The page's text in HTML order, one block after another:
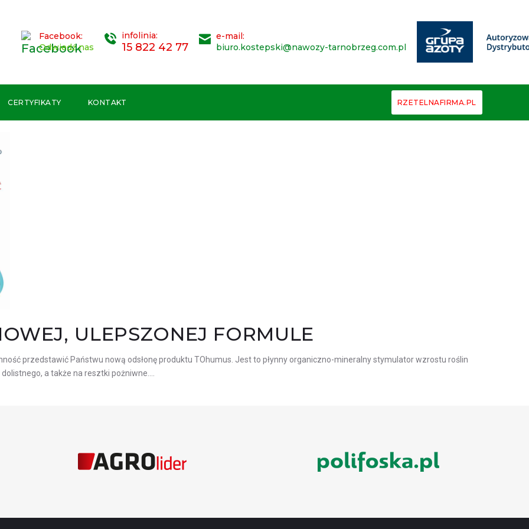
Facebook:
Odwiedź nas
infolinia:
15 822 42 77
e-mail:
biuro.kostepski@nawozy-tarnobrzeg.com.pl
CERTYFIKATY KONTAKT RZETELNAFIRMA.PL
ULEPSZONEJ FORMULE
przedstawić Państwu nową odsłonę produktu TOhumus. Jest to płynny organiczno-mineralny stymulator wzrostu roślin
a także na resztki pożniwne.…